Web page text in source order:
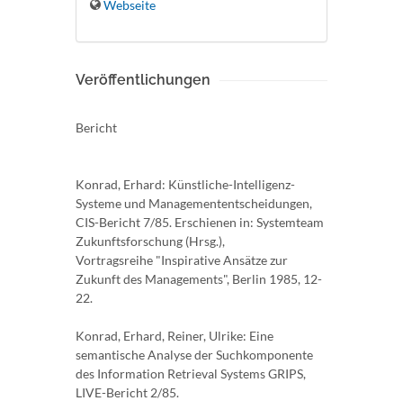
Webseite
Veröffentlichungen
Bericht
Konrad, Erhard: Künstliche-Intelligenz-
Systeme und Managemententscheidungen,
CIS-Bericht 7/85. Erschienen in: Systemteam
Zukunftsforschung (Hrsg.),
Vortragsreihe "Inspirative Ansätze zur
Zukunft des Managements", Berlin 1985, 12-
22.
Konrad, Erhard, Reiner, Ulrike: Eine
semantische Analyse der Suchkomponente
des Information Retrieval Systems GRIPS,
LIVE-Bericht 2/85.